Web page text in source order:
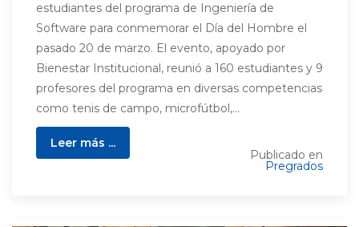
estudiantes del programa de Ingeniería de
Software para conmemorar el Día del Hombre el
pasado 20 de marzo. El evento, apoyado por
Bienestar Institucional, reunió a 160 estudiantes y 9
profesores del programa en diversas competencias
como tenis de campo, microfútbol,...
Leer más ...
Publicado en
Pregrados